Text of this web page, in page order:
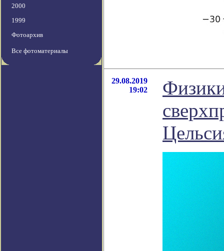
2000
1999
Фотоархив
Все фотоматериалы
29.08.2019
19:02